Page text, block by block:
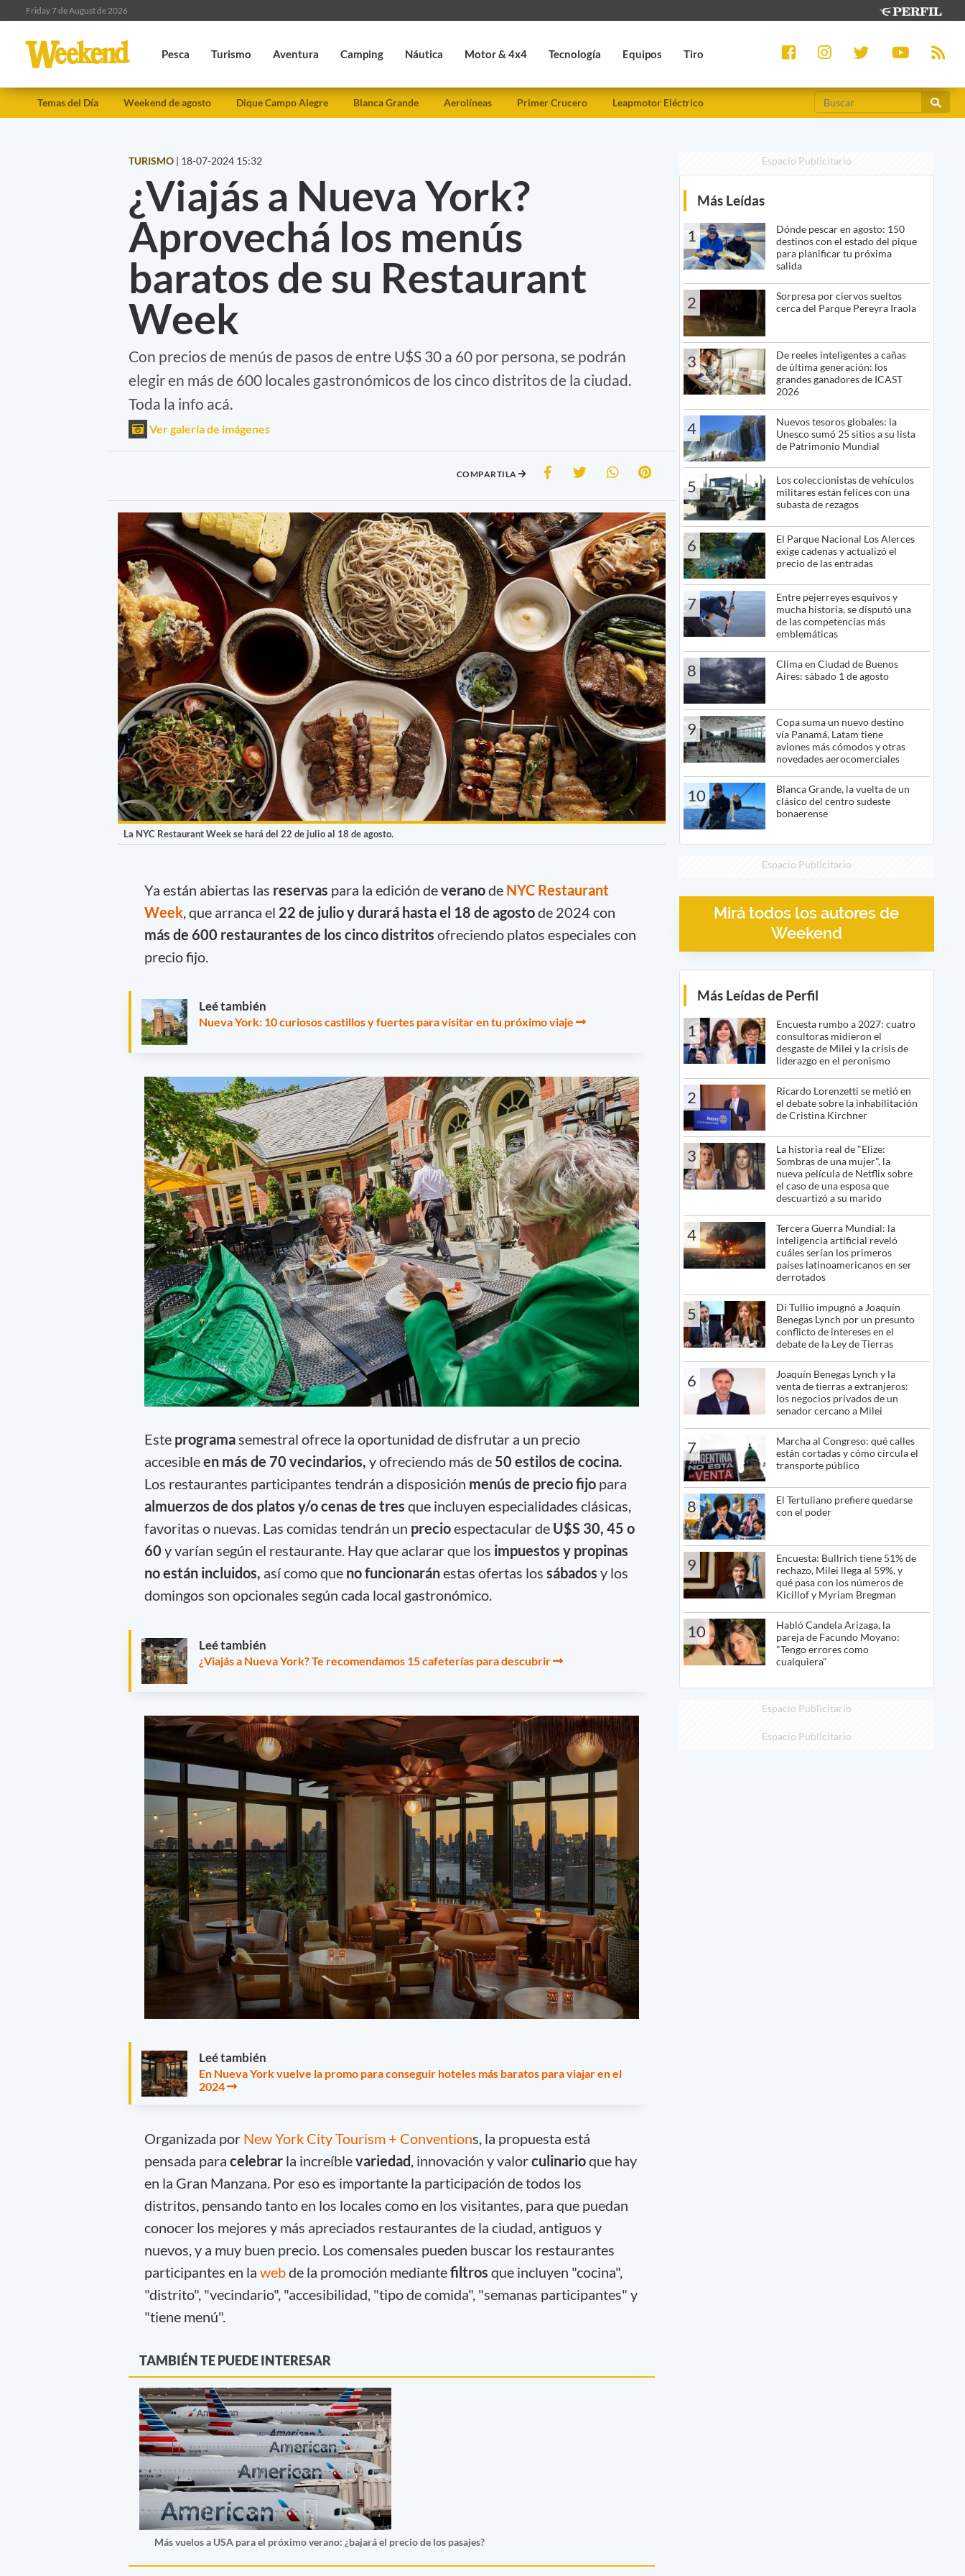
Friday 7 de August de 2026
Pesca Turismo Aventura Camping Náutica Motor & 4x4 Tecnología Equipos Tiro
Temas del Día Weekend de agosto Dique Campo Alegre Blanca Grande Aerolíneas Primer Crucero Leapmotor Eléctrico
TURISMO | 18-07-2024 15:32
¿Viajás a Nueva York?
Aprovechá los menús
baratos de su Restaurant
Week
Con precios de menús de pasos de entre U$S 30 a 60 por persona, se podrán
elegir en más de 600 locales gastronómicos de los cinco distritos de la ciudad.
Toda la info acá.
Ver galería de imágenes
COMPARTILA
La NYC Restaurant Week se hará del 22 de julio al 18 de agosto.
Ya están abiertas las reservas para la edición deveranode NYC Restaurant
Week, que arranca el 22 de julio y durará hasta el 18 de agostode 2024 con
más de 600 restaurantes de los cinco distritos ofreciendo platos especiales con
precio fijo.
Leé también
Nueva York: 10 curiosos castillos y fuertes para visitar en tu próximo viaje
Este programasemestral ofrece la oportunidad de disfrutar a un precio
accesibleen más de 70 vecindarios, y ofreciendo más de 50 estilos de cocina.
Los restaurantes participantes tendrán a disposición menús de precio fijopara
almuerzos de dos platos y/o cenas de tres que incluyen especialidades clásicas,
favoritas o nuevas. Las comidas tendrán un precioespectacular de U$S 30, 45 o
60 y varían según el restaurante. Hay que aclarar que los impuestos y propinas
no están incluidos, así como que no funcionaránestas ofertas los sábados y los
domingos son opcionales según cada local gastronómico.
Leé también
¿Viajás a Nueva York? Te recomendamos 15 cafeterías para descubrir
Leé también
En Nueva York vuelve la promo para conseguir hoteles más baratos para viajar en el
2024
Organizada porNew York City Tourism + Conventions, la propuesta está
pensada para celebrar la increíblevariedad, innovación y valorculinarioque hay
en la Gran Manzana. Por eso es importante la participación de todos los
distritos, pensando tanto en los locales como en los visitantes, para que puedan
conocer los mejores y más apreciados restaurantes de la ciudad, antiguos y
nuevos, y a muy buen precio. Los comensales pueden buscar los restaurantes
participantes en la webde la promoción mediantefiltros que incluyen "cocina",
"distrito", "vecindario", "accesibilidad, "tipo de comida", "semanas participantes" y
"tiene menú".
TAMBIÉN TE PUEDE INTERESAR
Más vuelos a USA para el próximo verano: ¿bajará el precio de los pasajes?
Espacio Publicitario
Más Leídas
1
Dónde pescar en agosto: 150
destinos con el estado del pique
para planificar tu próxima
salida
2
Sorpresa por ciervos sueltos
cerca del Parque Pereyra Iraola
3
De reeles inteligentes a cañas
de última generación: los
grandes ganadores de ICAST
2026
4
Nuevos tesoros globales: la
Unesco sumó 25 sitios a su lista
de Patrimonio Mundial
5
Los coleccionistas de vehículos
militares están felices con una
subasta de rezagos
6
El Parque Nacional Los Alerces
exige cadenas y actualizó el
precio de las entradas
7
Entre pejerreyes esquivos y
mucha historia, se disputó una
de las competencias más
emblemáticas
8
Clima en Ciudad de Buenos
Aires: sábado 1 de agosto
9
Copa suma un nuevo destino
vía Panamá, Latam tiene
aviones más cómodos y otras
novedades aerocomerciales
10
Blanca Grande, la vuelta de un
clásico del centro sudeste
bonaerense
Espacio Publicitario
Mirá todos los autores de
Weekend
Más Leídas de Perfil
1
Encuesta rumbo a 2027: cuatro
consultoras midieron el
desgaste de Milei y la crisis de
liderazgo en el peronismo
2
Ricardo Lorenzetti se metió en
el debate sobre la inhabilitación
de Cristina Kirchner
3
La historia real de "Elize:
Sombras de una mujer", la
nueva película de Netflix sobre
el caso de una esposa que
descuartizó a su marido
4
Tercera Guerra Mundial: la
inteligencia artificial reveló
cuáles serían los primeros
países latinoamericanos en ser
derrotados
5
Di Tullio impugnó a Joaquín
Benegas Lynch por un presunto
conflicto de intereses en el
debate de la Ley de Tierras
6
Joaquín Benegas Lynch y la
venta de tierras a extranjeros:
los negocios privados de un
senador cercano a Milei
7
Marcha al Congreso: qué calles
están cortadas y cómo circula el
transporte público
8
El Tertuliano prefiere quedarse
con el poder
9
Encuesta: Bullrich tiene 51% de
rechazo, Milei llega al 59%, y
qué pasa con los números de
Kicillof y Myriam Bregman
10
Habló Candela Arizaga, la
pareja de Facundo Moyano:
"Tengo errores como
cualquiera"
Espacio Publicitario
Espacio Publicitario